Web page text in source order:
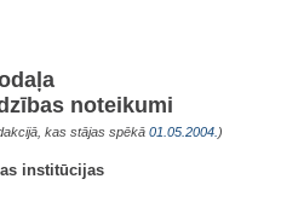
noteikumi
kas stājas spēkā 01.05.2004. )
institūcijas